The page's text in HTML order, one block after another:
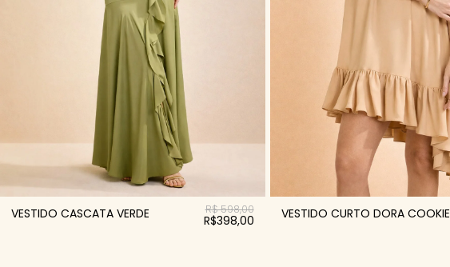
VESTIDO CASCATA VERDE R$ 598,00
R$398,00 VESTIDO CURTO DORA COOKIE